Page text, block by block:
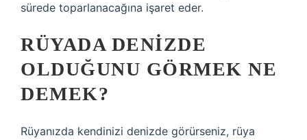
sürede toparlanacağına işaret eder.
RÜYADA DENIZDE
OLDUĞUNU GÖRMEK NE
DEMEK?
Rüyanızda kendinizi denizde görürseniz, rüya